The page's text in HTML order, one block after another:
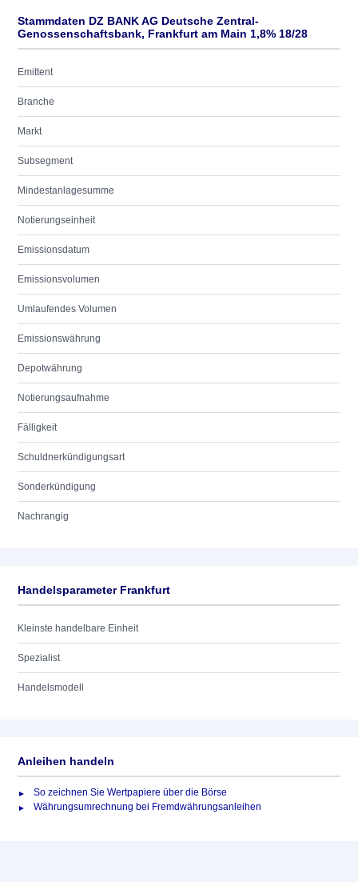
Stammdaten DZ BANK AG Deutsche Zentral-
Genossenschaftsbank, Frankfurt am Main 1,8% 18/28
Emittent
Branche
Markt
Subsegment
Mindestanlagesumme
Notierungseinheit
Emissionsdatum
Emissionsvolumen
Umlaufendes Volumen
Emissionswährung
Depotwährung
Notierungsaufnahme
Fälligkeit
Schuldnerkündigungsart
Sonderkündigung
Nachrangig
Handelsparameter Frankfurt
Kleinste handelbare Einheit
Spezialist
Handelsmodell
Anleihen handeln
So zeichnen Sie Wertpapiere über die Börse
Währungsumrechnung bei Fremdwährungsanleihen